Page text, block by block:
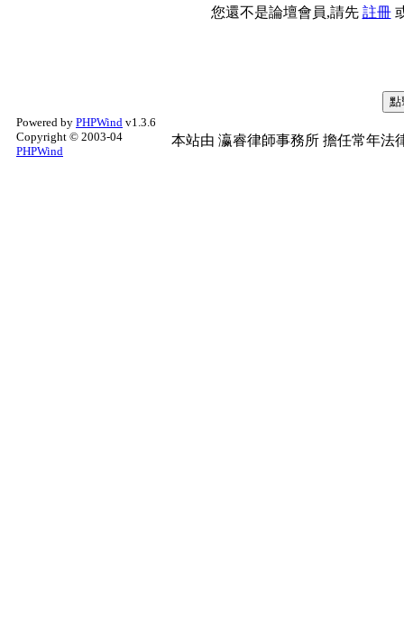
您還不是論壇會員,請先 註冊
Powered by PHPWind v1.3.6
Copyright © 2003-04
PHPWind
本站由 瀛睿律師事務所 擔任常年法